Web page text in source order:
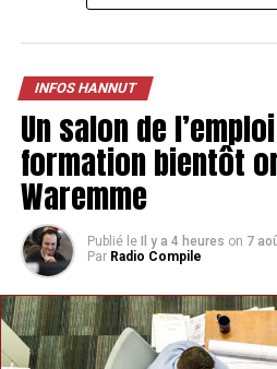
INFOS HANNUT
Un salon de
formation bientôt
Waremme
Publié le Il y a 4 heures on 7
Par Radio Compile